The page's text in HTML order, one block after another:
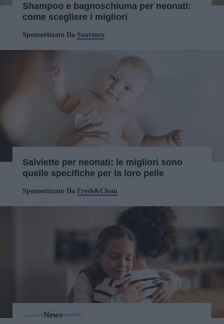
Shampoo e bagnoschiuma per neonati:
come scegliere i migliori
Sponsorizzato Da Suavinex
Salviette per neonati: le migliori sono
quelle specifiche per la loro pelle
Sponsorizzato Da Fresh&Clean
News